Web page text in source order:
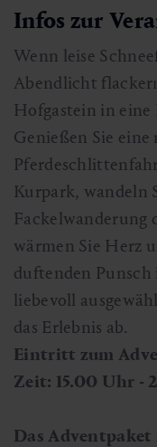
Infos zur
Wenn leise
Abendlicht
Hofgastein in
Genießen Sie eine
Kurpark, wandeln
Fackelwanderung
wärmen Sie Herz
duftenden
liebevoll
das Erlebnis ab.
Eintritt zum
Zeit: 15.00 Uhr -
Das